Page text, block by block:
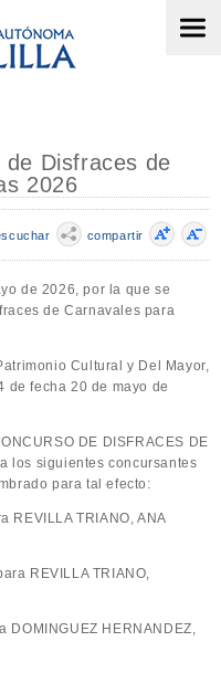
Disfraces de
2026
compartir
de 2026, por la que se
de Carnavales para
Cultural y Del Mayor,
de fecha 20 de mayo de
DE DISFRACES DE
a los siguientes concursantes
para tal efecto:
REVILLA TRIANO, ANA
REVILLA TRIANO,
DOMINGUEZ HERNANDEZ,